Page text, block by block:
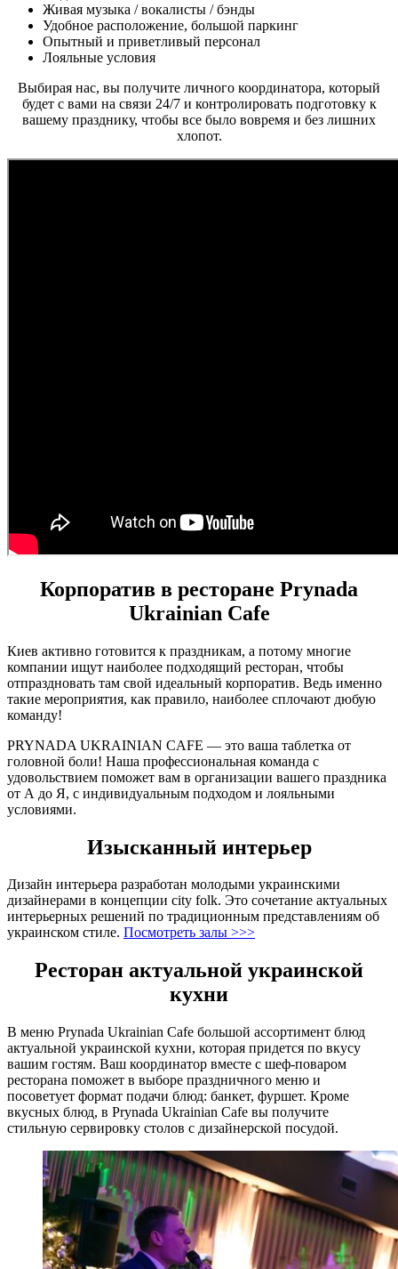
Живая музыка / вокалисты / бэнды
Удобное расположение, большой паркинг
Опытный и приветливый персонал
Лояльные условия
Выбирая нас, вы получите личного координатора, который
будет с вами на связи 24/7 и контролировать подготовку к
вашему празднику, чтобы все было вовремя и без лишних
хлопот.
Корпоратив в ресторане Prynada
Ukrainian Cafe
Киев активно готовится к праздникам, а потому многие
компании ищут наиболее подходящий ресторан, чтобы
отпраздновать там свой идеальный корпоратив. Ведь именно
такие мероприятия, как правило, наиболее сплочают дюбую
команду!
PRYNADA UKRAINIAN CAFE — это ваша таблетка от
головной боли! Наша профессиональная команда с
удовольствием поможет вам в организации вашего праздника
от А до Я, с индивидуальным подходом и лояльными
условиями.
Изысканный интерьер
Дизайн интерьера разработан молодыми украинскими
дизайнерами в концепции city folk. Это сочетание актуальных
интерьерных решений по традиционным представлениям об
украинском стиле. Посмотреть залы >>>
Ресторан актуальной украинской
кухни
В меню Prynada Ukrainian Cafe большой ассортимент блюд
актуальной украинской кухни, которая придется по вкусу
вашим гостям. Ваш координатор вместе с шеф-поваром
ресторана поможет в выборе праздничного меню и
посоветует формат подачи блюд: банкет, фуршет. Кроме
вкусных блюд, в Prynada Ukrainian Cafe вы получите
стильную сервировку столов с дизайнерской посудой.